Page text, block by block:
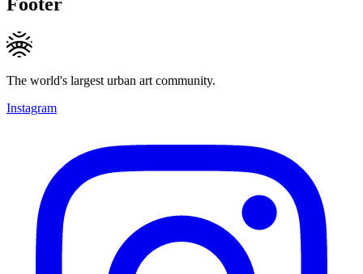
The world's largest urban art community.
Instagram